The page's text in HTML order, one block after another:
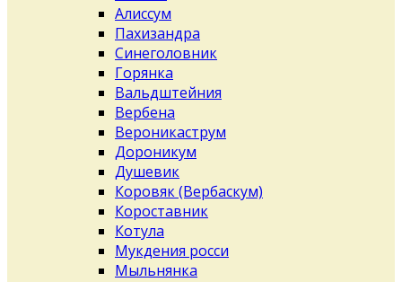
Алиссум
Пахизандра
Синеголовник
Горянка
Вальдштейния
Вербена
Вероникаструм
Дороникум
Душевик
Коровяк (Вербаскум)
Короставник
Котула
Мукдения росси
Мыльнянка